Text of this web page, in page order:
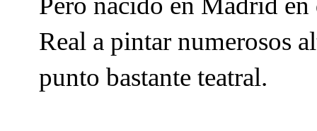
Real a pintar numerosos
punto bastante teatral.